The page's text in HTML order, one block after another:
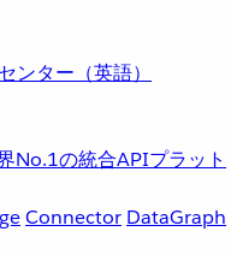
ンター（英語）
No.1の統合APIプラット
Connector DataGraph